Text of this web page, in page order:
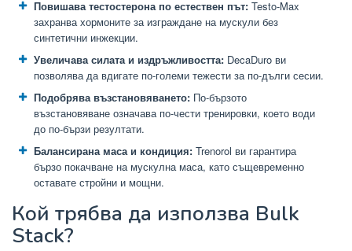
Повишава тестостерона по естествен път: Testo-Max
захранва хормоните за изграждане на мускули без
синтетични инжекции.
Увеличава силата и издръжливостта: DecaDuro ви
позволява да вдигате по-големи тежести за по-дълги сесии.
Подобрява възстановяването: По-бързото
възстановяване означава по-чести тренировки, което води
до по-бързи резултати.
Балансирана маса и кондиция: Trenorol ви гарантира
бързо покачване на мускулна маса, като същевременно
оставате стройни и мощни.
Кой трябва да използва Bulk
Stack?